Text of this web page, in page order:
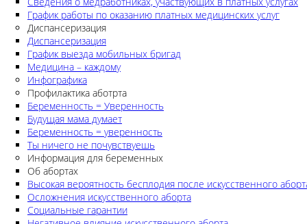
График работы по оказанию платных медицинских услуг
Диспансеризация
Диспансеризация
График выезда мобильных бригад
Медицина – каждому
Инфографика
Профилактика аботрта
Беременность = Уверенность
Будущая мама думает
Беременность = уверенность
Ты ничего не почувствуешь
Информация для беременных
Об абортах
Высокая вероятность бесплодия после искусственного
Осложнения искусственного аборта
Социальные гарантии